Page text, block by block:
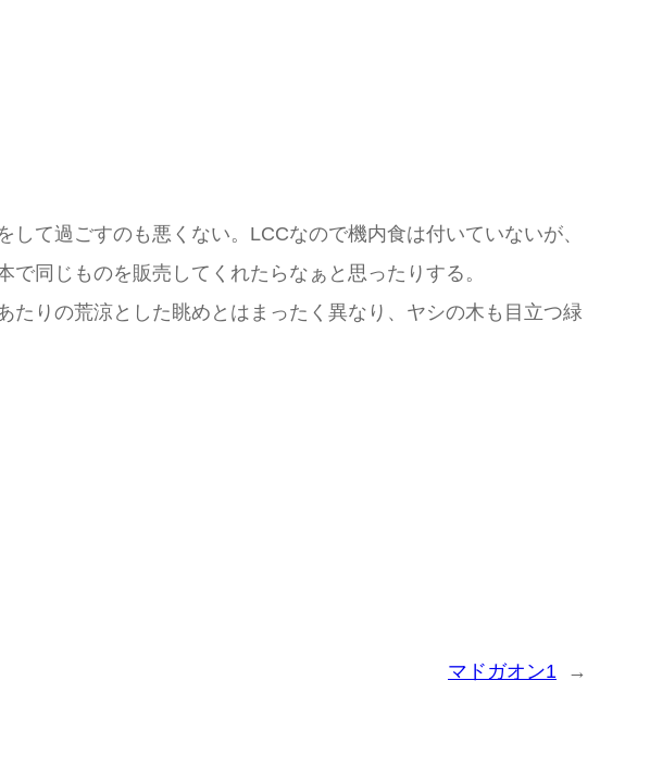
て過ごすのも悪くない。LCCなので機内食は付いていないが、
同じものを販売してくれたらなぁと思ったりする。
りの荒涼とした眺めとはまったく異なり、ヤシの木も目立つ緑
マドガオン1 →